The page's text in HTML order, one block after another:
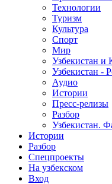
Технологии
Туризм
Культура
Спорт
Мир
Узбекистан и
Узбекистан -
Аудио
Истории
Пресс-релизы
Разбор
Узбекистан.
Истории
Разбор
Спецпроекты
На узбекском
Вход